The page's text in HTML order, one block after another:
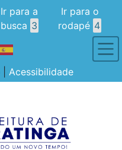
Ir para a
busca 3
Ir para o
rodapé 4
Acessibilidade